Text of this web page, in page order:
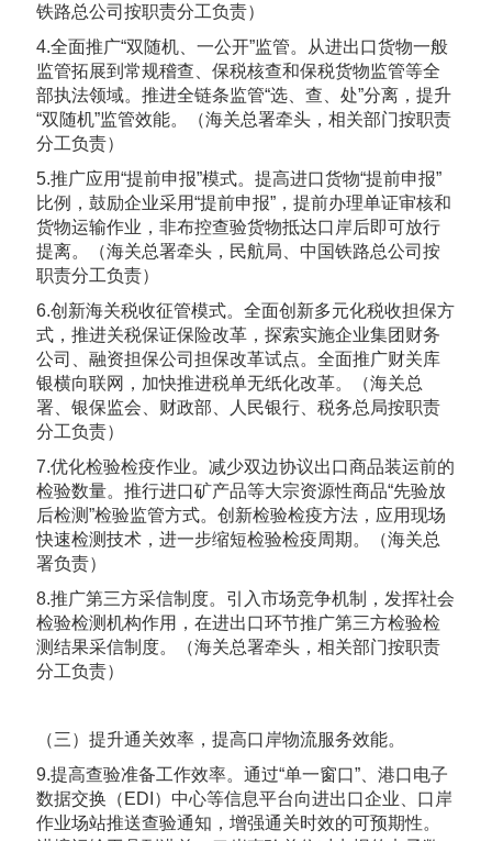
铁路总公司按职责分工负责）
4.全面推广“双随机、一公开”监管。从进出口货物一般
监管拓展到常规稽查、保税核查和保税货物监管等全
部执法领域。推进全链条监管“选、查、处”分离，提升
“双随机”监管效能。（海关总署牵头，相关部门按职责
分工负责）
5.推广应用“提前申报”模式。提高进口货物“提前申报”
比例，鼓励企业采用“提前申报”，提前办理单证审核和
货物运输作业，非布控查验货物抵达口岸后即可放行
提离。（海关总署牵头，民航局、中国铁路总公司按
职责分工负责）
6.创新海关税收征管模式。全面创新多元化税收担保方
式，推进关税保证保险改革，探索实施企业集团财务
公司、融资担保公司担保改革试点。全面推广财关库
银横向联网，加快推进税单无纸化改革。（海关总
署、银保监会、财政部、人民银行、税务总局按职责
分工负责）
7.优化检验检疫作业。减少双边协议出口商品装运前的
检验数量。推行进口矿产品等大宗资源性商品“先验放
后检测”检验监管方式。创新检验检疫方法，应用现场
快速检测技术，进一步缩短检验检疫周期。（海关总
署负责）
8.推广第三方采信制度。引入市场竞争机制，发挥社会
检验检测机构作用，在进出口环节推广第三方检验检
测结果采信制度。（海关总署牵头，相关部门按职责
分工负责）
（三）提升通关效率，提高口岸物流服务效能。
9.提高查验准备工作效率。通过“单一窗口”、港口电子
数据交换（EDI）中心等信息平台向进出口企业、口岸
作业场站推送查验通知，增强通关时效的可预期性。